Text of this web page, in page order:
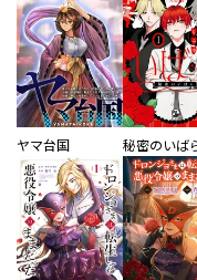
ヤマ台国 秘密のいば